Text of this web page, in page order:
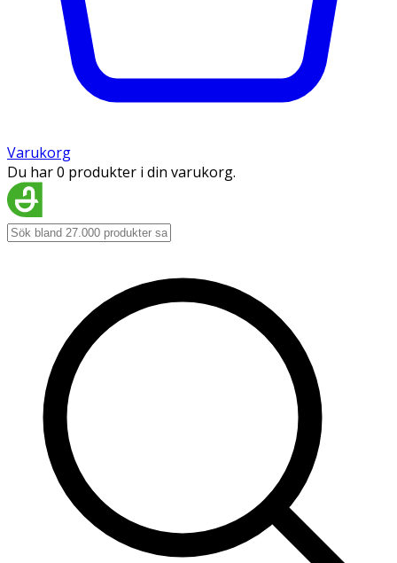
Varukorg
Du har 0 produkter i din varukorg.